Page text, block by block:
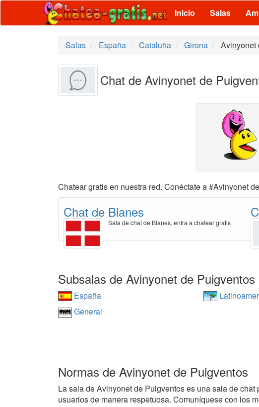
Inicio Salas
Salas España Cataluña Girona Avinyonet
Chat de Avinyonet de
Chatear gratis en nuestra red. Conéctate a #Avinyonet
Chat de Blanes
Sala de chat de Blanes, entra a chatear gratis
Subsalas de Avinyonet de Puigventos
España
General
Normas de Avinyonet de Puigventos
La sala de Avinyonet de Puigventos es una sala de
usuarios de manera respetuosa. Comuníquese con los